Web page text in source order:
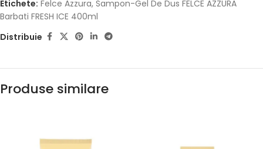
Etichete: Felce Azzura, Sampon-Gel De Dus FELCE AZZURA
Barbati FRESH ICE 400ml
Distribuie
Produse similare